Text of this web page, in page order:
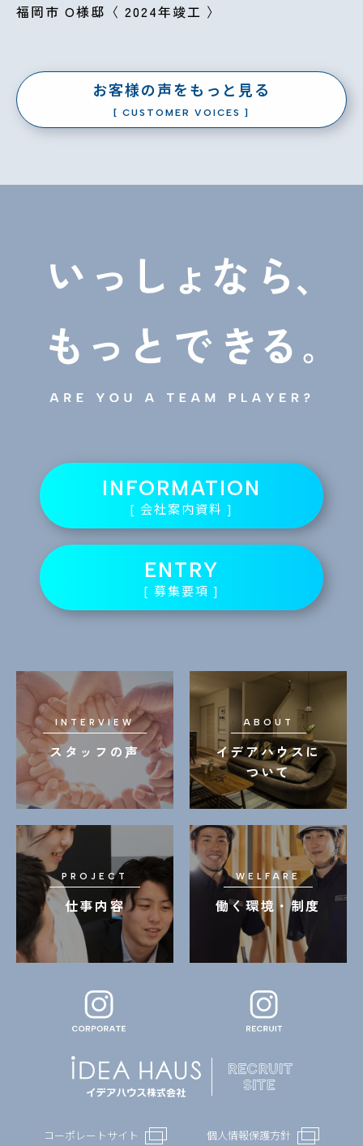
福岡市 O様邸〈 2024年竣工 〉
お客様の声をもっと見る
[ CUSTOMER VOICES ]
INFORMATION
[ 会社案内資料 ]
ENTRY
[ 募集要項 ]
INTERVIEW
スタッフの声
ABOUT
イデアハウスに
ついて
PROJECT
仕事内容
WELFARE
働く環境・制度
コーポレートサイト 個人情報保護方針